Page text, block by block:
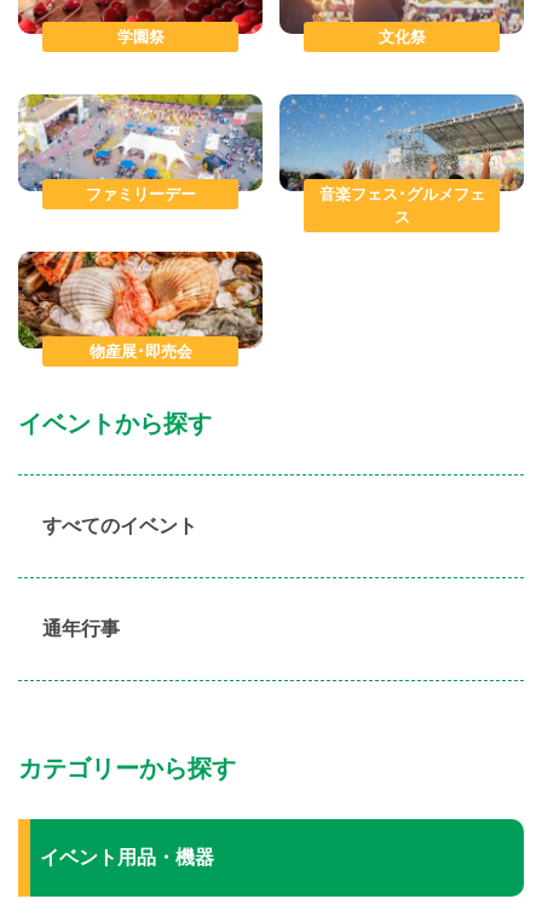
イベントから探す
すべてのイベント
通年行事
カテゴリーから探す
イベント用品・機器
学園祭 文化祭
ファミリーデー
音楽フェス･グルメフェ
ス
物産展･即売会